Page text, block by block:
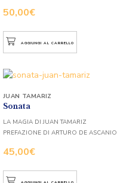
50,00€
AGGIUNGI AL CARRELLO
Sonata
45,00€
JUAN TAMARIZ
LA MAGIA DI JUAN TAMARIZ
PREFAZIONE DI ARTURO DE ASCANIO